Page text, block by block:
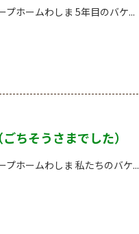
プホームわしま 5年目のバケ...
ちそうさまでした）
プホームわしま 私たちのバケ...